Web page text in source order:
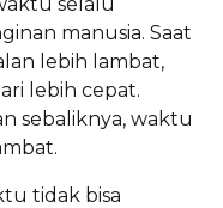
manusia. Saat
lebih lambat,
lebih cepat.
sebaliknya, waktu
tidak bisa